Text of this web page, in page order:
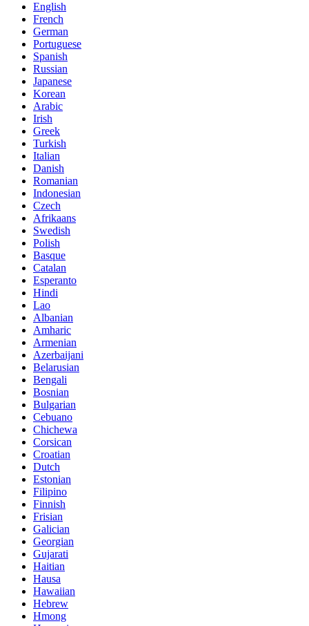
English
French
German
Portuguese
Spanish
Russian
Japanese
Korean
Arabic
Irish
Greek
Turkish
Italian
Danish
Romanian
Indonesian
Czech
Afrikaans
Swedish
Polish
Basque
Catalan
Esperanto
Hindi
Lao
Albanian
Amharic
Armenian
Azerbaijani
Belarusian
Bengali
Bosnian
Bulgarian
Cebuano
Chichewa
Corsican
Croatian
Dutch
Estonian
Filipino
Finnish
Frisian
Galician
Georgian
Gujarati
Haitian
Hausa
Hawaiian
Hebrew
Hmong